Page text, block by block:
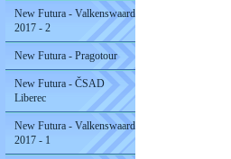
New Futura - Valkenswaard
2017 - 2
New Futura - Pragotour
New Futura - ČSAD
Liberec
New Futura - Valkenswaard
2017 - 1